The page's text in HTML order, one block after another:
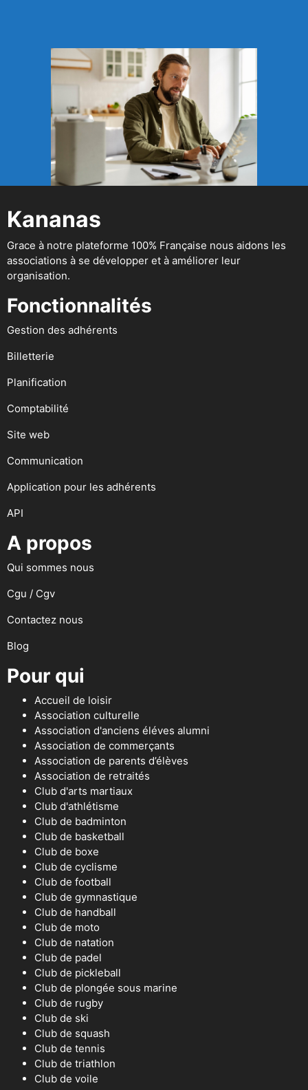
Kananas
Grace à notre plateforme 100% Française nous aidons les
associations à se développer et à améliorer leur
organisation.
Fonctionnalités
Gestion des adhérents
Billetterie
Planification
Comptabilité
Site web
Communication
Application pour les adhérents
API
A propos
Qui sommes nous
Cgu / Cgv
Contactez nous
Blog
Pour qui
Accueil de loisir
Association culturelle
Association d'anciens éléves alumni
Association de commerçants
Association de parents d’élèves
Association de retraités
Club d'arts martiaux
Club d'athlétisme
Club de badminton
Club de basketball
Club de boxe
Club de cyclisme
Club de football
Club de gymnastique
Club de handball
Club de moto
Club de natation
Club de padel
Club de pickleball
Club de plongée sous marine
Club de rugby
Club de ski
Club de squash
Club de tennis
Club de triathlon
Club de voile